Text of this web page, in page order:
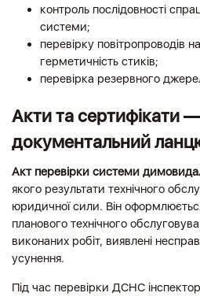
контроль послідовності
системи;
перевірку повітропроводів на
герметичність стиків;
перевірка резервного
Акти та сертифікати
документальний
Акт перевірки системи
якого результати технічного
юридичної сили. Він
планового технічного
виконаних робіт, виявлені
усунення.
Під час перевірки ДСНС